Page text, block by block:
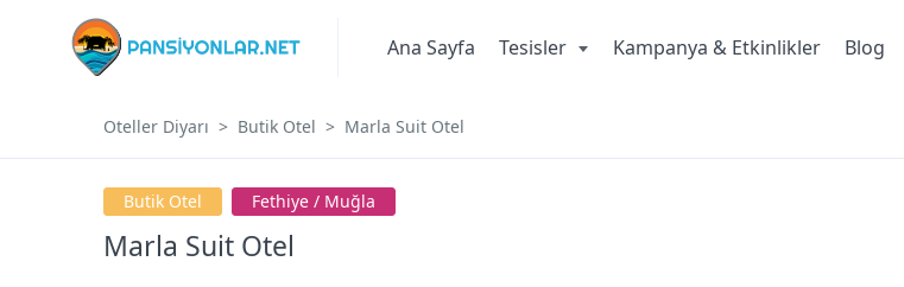
Ana Sayfa Tesisler Kampanya & Etkinlikler Blog
Oteller Diyarı Butik Otel Marla Suit Otel
Butik Otel Fethi̇ye / Muğla
Marla Suit Otel